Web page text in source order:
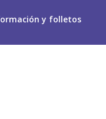
y folletos